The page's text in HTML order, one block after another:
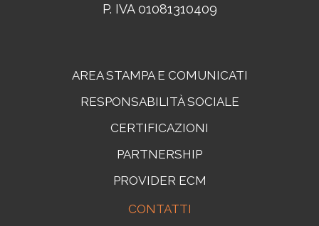
P. IVA 01081310409
AREA STAMPA E COMUNICATI
RESPONSABILITÀ SOCIALE
CERTIFICAZIONI
PARTNERSHIP
PROVIDER ECM
CONTATTI